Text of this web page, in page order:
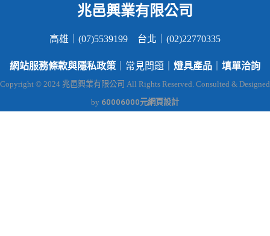
兆邑興業有限公司
高雄｜(07)5539199 台北｜(02)22770335
網站服務條款與隱私政策 ｜常見問題｜ 燈具產品 填單洽詢
Copyright © 2024 兆邑興業有限公司 All Rights Reserved. Consulted & Designed
by 60006000元網頁設計